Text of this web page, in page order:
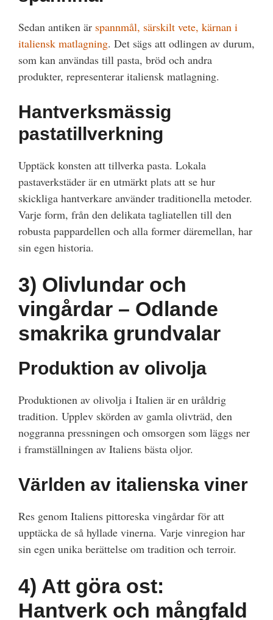
Sedan antiken är spannmål, särskilt vete, kärnan i
italiensk matlagning. Det sägs att odlingen av durum,
som kan användas till pasta, bröd och andra
produkter, representerar italiensk matlagning.
Hantverksmässig
pastatillverkning
Upptäck konsten att tillverka pasta. Lokala
pastaverkstäder är en utmärkt plats att se hur
skickliga hantverkare använder traditionella metoder.
Varje form, från den delikata tagliatellen till den
robusta pappardellen och alla former däremellan, har
sin egen historia.
3) Olivlundar och
vingårdar – Odlande
smakrika grundvalar
Produktion av olivolja
Produktionen av olivolja i Italien är en uråldrig
tradition. Upplev skörden av gamla olivträd, den
noggranna pressningen och omsorgen som läggs ner
i framställningen av Italiens bästa oljor.
Världen av italienska viner
Res genom Italiens pittoreska vingårdar för att
upptäcka de så hyllade vinerna. Varje vinregion har
sin egen unika berättelse om tradition och terroir.
4) Att göra ost:
Hantverk och mångfald